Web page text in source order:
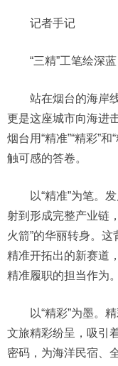
记者手记
“三精”工笔绘深蓝
站在烟台的海岸
更是这座城市向海进
烟台用“精准”“精彩”
触可感的答卷。
以“精准”为笔。
射到形成完整产业链
火箭”的华丽转身。这
精准开拓出的新赛道
精准履职的担当作为。
以“精彩”为墨。
文旅精彩纷呈，吸引
密码，为海洋民宿、